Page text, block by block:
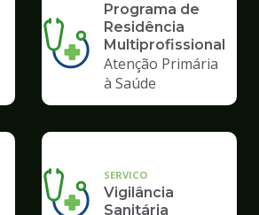
Programa de
Residência
Multiprofissional
Atenção Primária
à Saúde
SERVICO
Vigilância
Sanitária